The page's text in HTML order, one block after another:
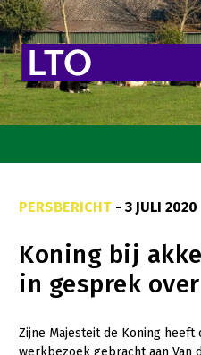
Goed eten
Mooi groen
Sterk ondernemerschap
PERSBERICHT - 3 JULI 2020
Koning bij
in gesprek
Zijne Majesteit de Koning heeft
werkbezoek gebracht aan Van